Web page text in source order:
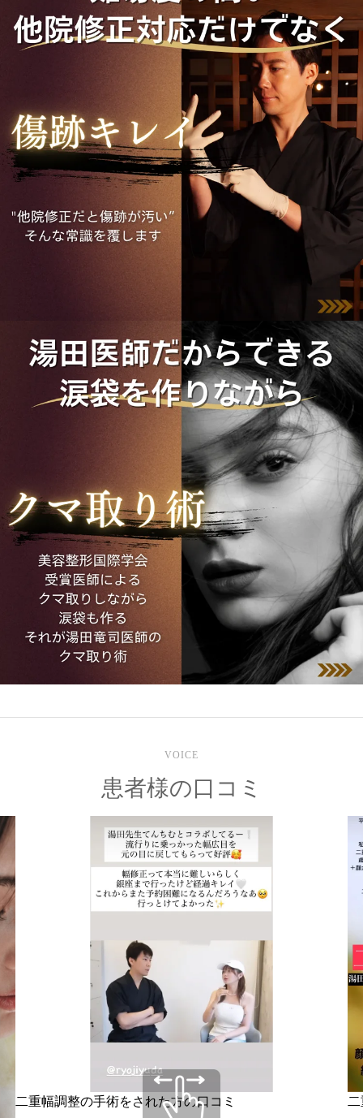
VOICE
患者様の口コミ
二重幅調整の手術をされた方の口コミ